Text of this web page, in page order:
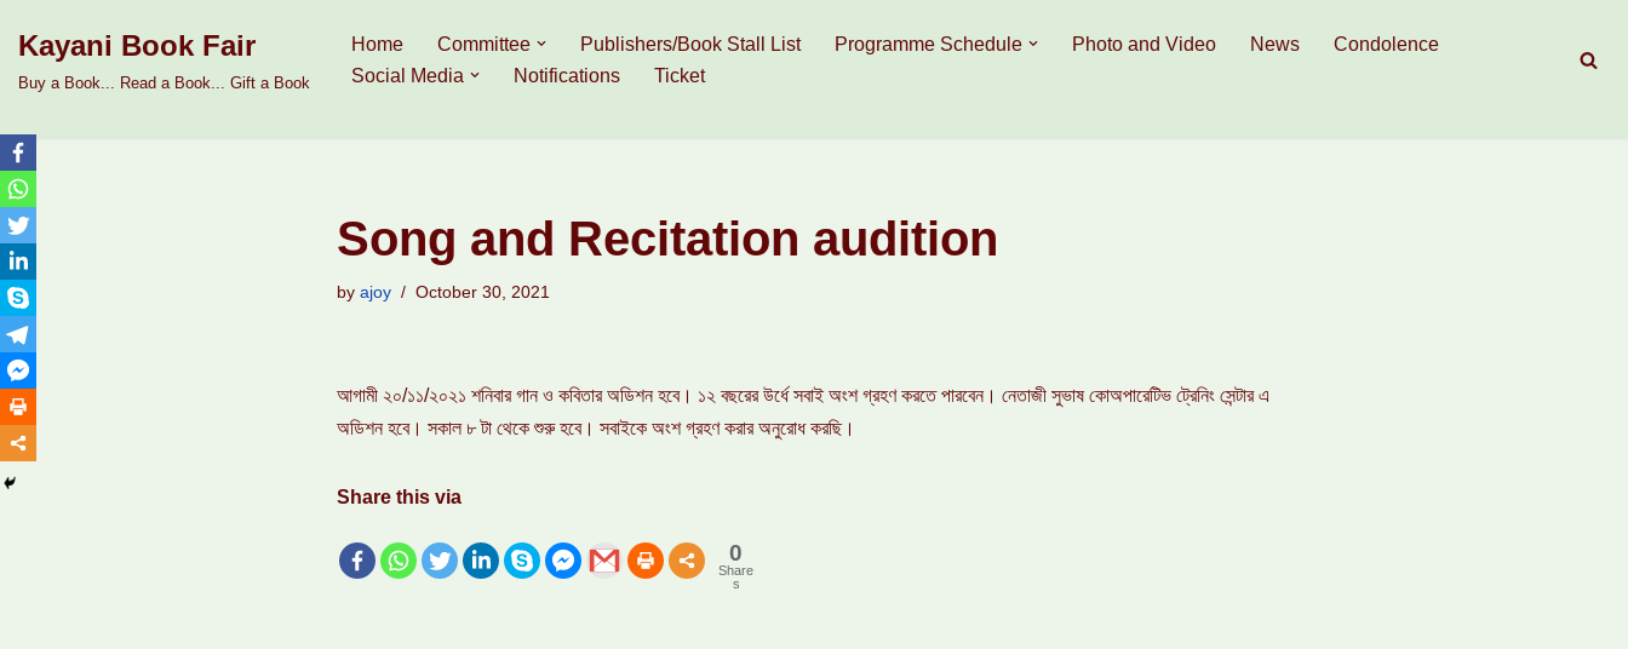
Skip
content
Kayani Book Fair
Buy a Book... Read a Book... Gift a Book
Home Committee Publishers/Book Stall List Programme Schedule Photo and Video News
Condolence
Social Media
Notifications Ticket
Song and Recitation audition
by ajoy October 30, 2021
আগামী ২০/১১/২০২১ শনিবার গান ও কবিতার অডিশন হবে। ১২ বছরের উর্ধে সবাই অংশ গ্রহণ করতে পারবেন। নেতাজী সুভাষ কোঅপারেটিভ ট্রেনিং সেন্টার এ
অডিশন হবে। সকাল ৮ টা থেকে শুরু হবে। সবাইকে অংশ গ্রহণ করার অনুরোধ করছি।
Share this via
0
Share
s